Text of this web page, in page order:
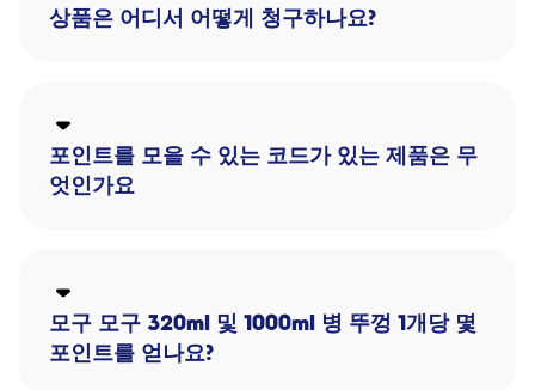
상품은 어디서 어떻게 청구하나요?
포인트를 모을 수 있는 코드가 있는 제품은 무
엇인가요
모구 모구 320ml 및 1000ml 병 뚜껑 1개당 몇
포인트를 얻나요?